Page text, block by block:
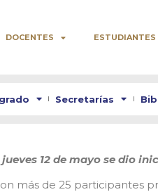
DOCENTES ESTUDIANTES
Secretarías
12 de mayo se dio
más de 25 participantes